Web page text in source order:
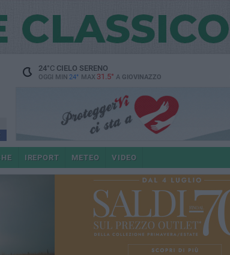
24°CCIELO SERENO
OGGI MIN 24° MAX 31.5° A GIOVINAZZO
IREPORT METEO VIDEO